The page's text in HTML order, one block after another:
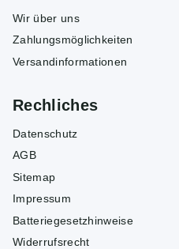
Wir über uns
Zahlungsmöglichkeiten
Versandinformationen
Rechliches
Datenschutz
AGB
Sitemap
Impressum
Batteriegesetzhinweise
Widerrufsrecht